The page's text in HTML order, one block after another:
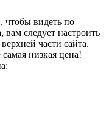
чтобы видеть по
следует настроить
части сайта.
низкая цена!